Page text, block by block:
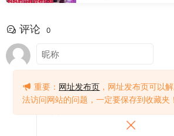
评论 0
重要： 网址发布页 ，网址发布页可以
法访问网站的问题，一定要保存到收藏夹！